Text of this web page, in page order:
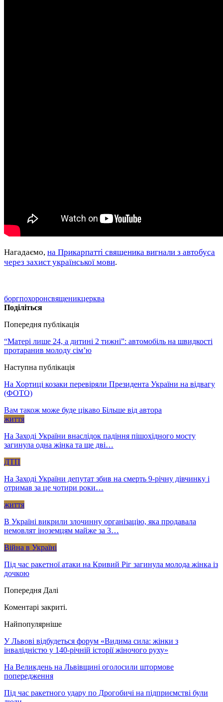
Нагадаємо, на Прикарпатті священика вигнали з автобуса
через захист української мови.
боргпохоронсвященикцерква
Поділіться
Попередня публікація
“Матері лише 24, а дитині 2 тижні”: автомобіль на швидкості
протаранив молоду сім’ю
Наступна публікація
На Хортиці козаки перевіряли Президента України на відвагу
(ФОТО)
Вам також може буде цікаво Більше від автора
життя
На Заході України внаслідок падіння пішохідного мосту
загинула одна жінка та ще дві…
ДТП
На Заході України депутат збив на смерть 9-річну дівчинку і
отримав за це чотири роки…
життя
В Україні викрили злочинну організацію, яка продавала
немовлят іноземцям майже за 3…
Війна в Україні
Під час ракетної атаки на Кривий Ріг загинула молода жінка із
дочкою
Попередня Далі
Коментарі закриті.
Найпопулярніше
У Львові відбудеться форум «Видима сила: жінки з
інвалідністю у 140-річній історії жіночого руху»
На Великдень на Львівщині оголосили штормове
попередження
Під час ракетного удару по Дрогобичі на підприємстві були